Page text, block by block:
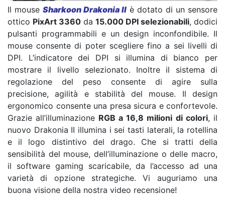
Il mouse Sharkoon Drakonia II è dotato di un sensore
ottico PixArt 3360 da 15.000 DPI selezionabili, dodici
pulsanti programmabili e un design inconfondibile. Il
mouse consente di poter scegliere fino a sei livelli di
DPI. L’indicatore dei DPI si illumina di bianco per
mostrare il livello selezionato. Inoltre il sistema di
regolazione del peso consente di agire sulla
precisione, agilità e stabilità del mouse. Il design
ergonomico consente una presa sicura e confortevole.
Grazie all’illuminazione RGB a 16,8 milioni di colori, il
nuovo Drakonia II illumina i sei tasti laterali, la rotellina
e il logo distintivo del drago. Che si tratti della
sensibilità del mouse, dell’illuminazione o delle macro,
il software gaming scaricabile, da l’accesso ad una
varietà di opzione strategiche. Vi auguriamo una
buona visione della nostra video recensione!